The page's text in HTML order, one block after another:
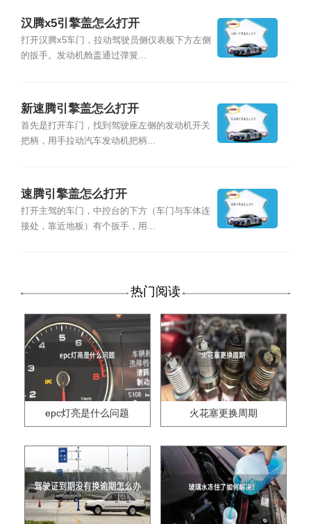
汉腾x5引擎盖怎么打开
打开汉腾x5车门，拉动驾驶员侧仪表板下方左侧
的扳手。发动机舱盖通过弹簧...
新速腾引擎盖怎么打开
首先是打开车门，找到驾驶座左侧的发动机开关
把柄，用手拉动汽车发动机把柄...
速腾引擎盖怎么打开
打开主驾的车门，中控台的下方（车门与车体连
接处，靠近地板）有个扳手，用...
热门阅读
epc灯亮是什么问题 火花塞更换周期